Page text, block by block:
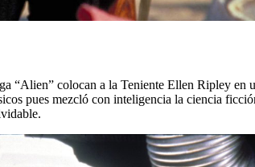
“Alien” colocan a la Teniente Ellen Ripley
pues mezcló con inteligencia la ciencia